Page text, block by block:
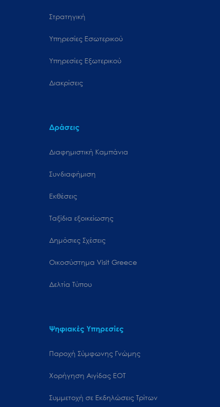
Στρατηγική
Υπηρεσίες Εσωτερικού
Υπηρεσίες Εξωτερικού
Διακρίσεις
Δράσεις
Διαφημιστική Καμπάνια
Συνδιαφήμιση
Εκθέσεις
Ταξίδια εξοικείωσης
Δημόσιες Σχέσεις
Oικοσύστημα Visit Greece
Δελτία Τύπου
Ψηφιακές Υπηρεσίες
Παροχή Σύμφωνης Γνώμης
Χορήγηση Αιγίδας ΕΟΤ
Συμμετοχή σε Εκδηλώσεις Τρίτων